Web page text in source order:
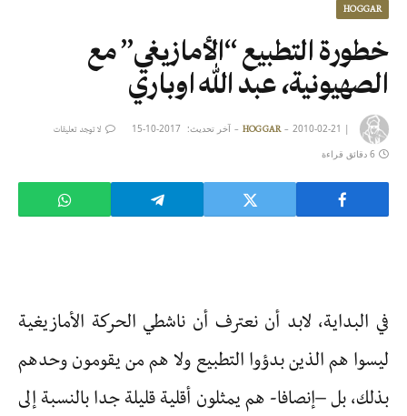
HOGGAR
خطورة التطبيع “الأمازيغي” مع
الصهيونية، عبد الله اوباري
|
HOGGAR 2010-02-21 آخر تحديث: 2017-10-15 لا توجد تعليقات
6 دقائق قراءة
في البداية، لابد أن نعترف أن ناشطي الحركة الأمازيغية
ليسوا هم الذين بدؤوا التطبيع ولا هم من يقومون وحدهم
بذلك، بل –إنصافا- هم يمثلون أقلية قليلة جدا بالنسبة إلى